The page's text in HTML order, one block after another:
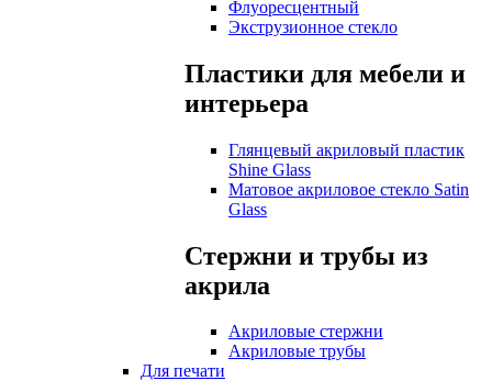
Флуоресцентный
Экструзионное стекло
Пластики для мебели и
интерьера
Глянцевый акриловый пластик
Shine Glass
Матовое акриловое стекло Satin
Glass
Стержни и трубы из
акрила
Акриловые стержни
Акриловые трубы
Для печати